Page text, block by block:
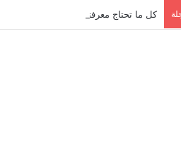
كل ما تحتاج معرفته عن تذاكر ووسائل النقل